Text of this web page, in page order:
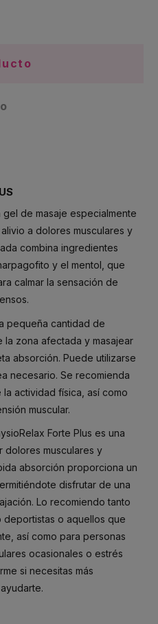
gel de masaje especialmente
a dolores musculares y
combina ingredientes
y el mentol, que
calmar la sensación de
pequeña cantidad de
la zona afectada y masajear
absorción. Puede utilizarse
necesario. Se recomienda
actividad física, así como
muscular.
Forte Plus es una
dolores musculares y
absorción proporciona un
disfrutar de una
Lo recomiendo tanto
deportistas o aquellos que
así como para personas
ocasionales o estrés
si necesitas más